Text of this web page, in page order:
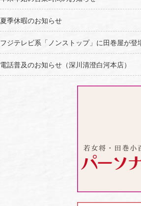
夏季休暇のお知らせ
フジテレビ系「ノンストップ」に田巻屋が登
電話普及のお知らせ（深川清澄白河本店）